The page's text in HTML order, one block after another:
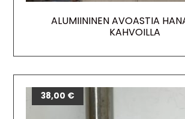
ALUMIININEN AVOASTIA
KAHVOILLA
38,00 €